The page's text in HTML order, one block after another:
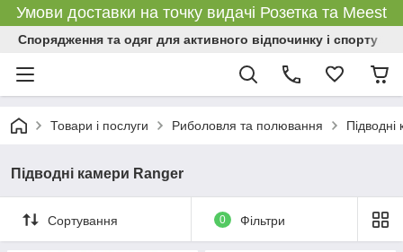
Умови доставки на точку видачі Розетка та Meest
Спорядження та одяг для активного відпочинку і спорту
Товари і послуги Риболовля та полювання
Підводні камери Ranger
Сортування 0 Фільтри